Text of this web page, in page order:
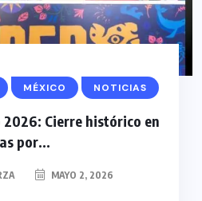
MÉXICO NOTICIAS
Cierre histórico en
por...
MAYO 2, 2026